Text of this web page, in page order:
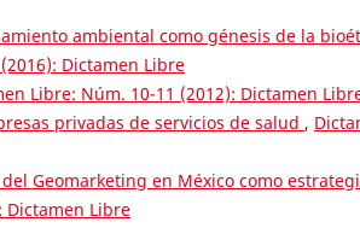
ambiental como génesis de la
Dictamen Libre
Libre: Núm. 10-11 (2012): Dictamen
privadas de servicios de salud ,
Geomarketing en México como
Dictamen Libre